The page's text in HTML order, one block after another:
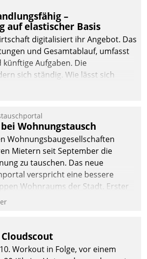
–
auf elastischer Basis
digitalisiert ihr Angebot. Das
und Gesamtablauf, umfasst
Aufgaben. Die
sich ständig. Wie lässt sich
wahren und zugleich Freiraum
Wohnungstausch
Wohnungsbaugesellschaften
Mietern seit September die
zu tauschen. Das neue
verspricht eine bessere
Wohnraums der Stadt. Erster
Datatrains Lösung API-Hub mit
Workout in Folge, vor einem